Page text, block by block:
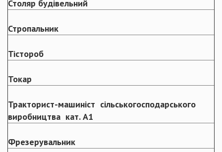
Столяр будівельний
Стропальник
Тістороб
Токар
Тракторист-машиніст сільськогосподарського
виробництва кат. А1
Фрезерувальник